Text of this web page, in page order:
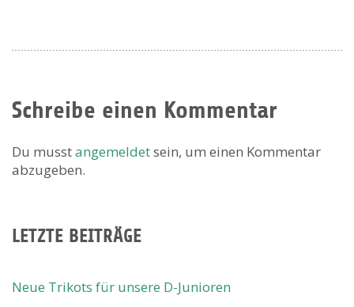
Schreibe einen Kommentar
Du musstangemeldetsein, um einen Kommentar
abzugeben.
LETZTE BEITRÄGE
Neue Trikots für unsere D-Junioren